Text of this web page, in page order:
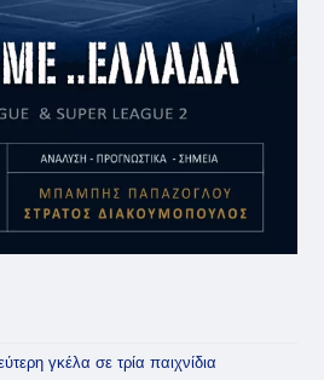
γκέλα σε τρία παιχνίδια